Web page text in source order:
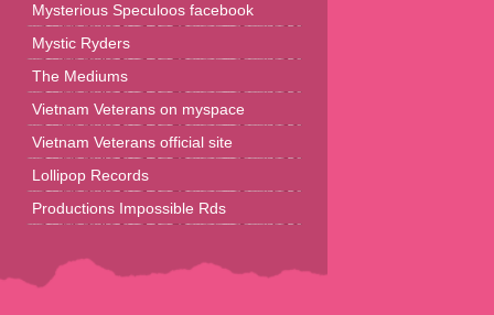
Mysterious Speculoos facebook
Mystic Ryders
The Mediums
Vietnam Veterans on myspace
Vietnam Veterans official site
Lollipop Records
Productions Impossible Rds